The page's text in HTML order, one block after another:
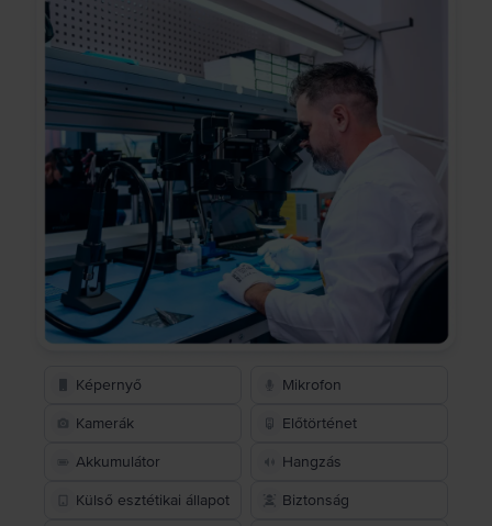
Képernyő Mikrofon
Kamerák Előtörténet
Akkumulátor Hangzás
Külső esztétikai állapot Biztonság